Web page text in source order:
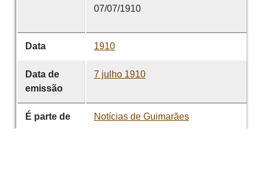
07/07/1910
Data 1910
Data de
emissão
7 julho 1910
É parte de Notícias de Guimarães